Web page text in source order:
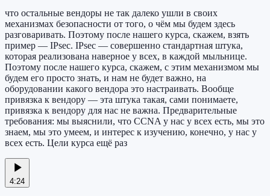
что остальные вендоры не так далеко ушли в своих
механизмах безопасности от того, о чём мы будем здесь
разговаривать. Поэтому после нашего курса, скажем, взять
пример — IPsec. IPsec — совершенно стандартная штука,
которая реализована наверное у всех, в каждой мыльнице.
Поэтому после нашего курса, скажем, с этим механизмом мы
будем его просто знать, и нам не будет важно, на
оборудовании какого вендора это настраивать. Вообще
привязка к вендору — эта штука такая, сами понимаете,
привязка к вендору для нас не важна. Предварительные
требования: мы выяснили, что CCNA у нас у всех есть, мы это
знаем, мы это умеем, и интерес к изучению, конечно, у нас у
всех есть. Цели курса ещё раз
4:24